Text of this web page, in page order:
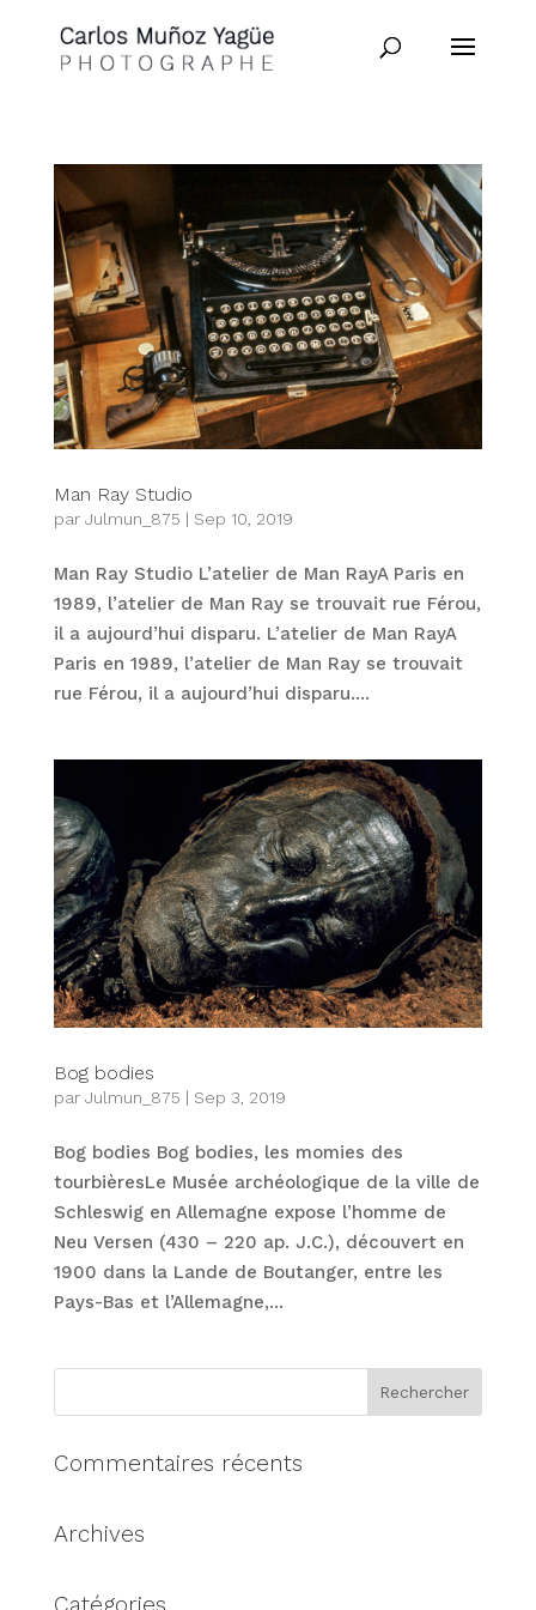
Man Ray Studio
par Julmun_875 | Sep 10, 2019
Man Ray Studio L’atelier de Man RayA Paris en
1989, l’atelier de Man Ray se trouvait rue Férou,
il a aujourd’hui disparu. L’atelier de Man RayA
Paris en 1989, l’atelier de Man Ray se trouvait
rue Férou, il a aujourd’hui disparu....
Bog bodies
par Julmun_875 | Sep 3, 2019
Bog bodies Bog bodies, les momies des
tourbièresLe Musée archéologique de la ville de
Schleswig en Allemagne expose l’homme de
Neu Versen (430 – 220 ap. J.C.), découvert en
1900 dans la Lande de Boutanger, entre les
Pays-Bas et l’Allemagne,...
Commentaires récents
Archives